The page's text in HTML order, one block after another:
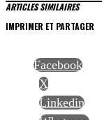
ARTICLES SIMILAIRES
IMPRIMER ET PARTAGER
Facebook
X
Linkedin